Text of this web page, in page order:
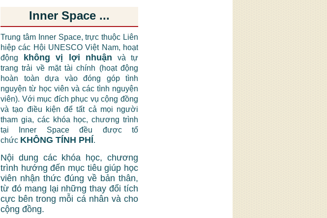
Inner Space ...
Trung tâm Inner Space, trực thuộc Liên
hiệp các Hội UNESCO Việt Nam, hoạt
động
không vị lợi nhuận và tự
trang trải về mặt tài chính (hoạt động
hoàn toàn dựa vào đóng góp tình
nguyện từ học viên và các tình nguyện
viên). Với mục đích phục vụ cộng đồng
và tạo điều kiện để tất cả mọi người
tham gia, các khóa học, chương trình
tại Inner Space đều được tổ
chức KHÔNG TÍNH PHÍ.
Nội dung các khóa học, chương
trình hướng đến mục tiêu giúp học
viên nhận thức đúng về bản thân,
từ đó mang lại những thay đổi tích
cực bên trong mỗi cá nhân và cho
cộng đồng.